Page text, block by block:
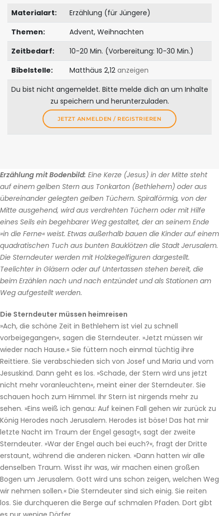
Materialart:
Erzählung (für Jüngere)
Themen:
Advent, Weihnachten
Zeitbedarf:
10-20 Min. (Vorbereitung: 10-30 Min.)
Bibelstelle:
Matthäus 2,12 anzeigen
Du bist nicht angemeldet. Bitte melde dich an um Inhalte
zu speichern und herunterzuladen.
JETZT ANMELDEN / REGISTRIEREN
Erzählung mit Bodenbild: Eine Kerze (Jesus) in der Mitte steht
auf einem gelben Stern aus Tonkarton (Bethlehem) oder aus
übereinander gelegten gelben Tüchern. Spiralförmig, von der
Mitte ausgehend, wird aus verdrehten Tüchern oder mit Hilfe
eines Seils ein begehbarer Weg gestaltet, der an seinem Ende
»in die Ferne« weist. Etwas außerhalb bauen die Kinder auf einem
quadratischen Tuch aus bunten Bauklötzen die Stadt Jerusalem.
Die Sterndeuter werden mit Holzkegelfiguren dargestellt.
Teelichter in Gläsern oder auf Untertassen stehen bereit, die
beim Erzählen nach und nach entzündet und als Stationen am
Weg aufgestellt werden.
Die Sterndeuter müssen heimreisen
»Ach, die schöne Zeit in Bethlehem ist viel zu schnell
vorbeigegangen«, sagen die Sterndeuter. »Jetzt müssen wir
wieder nach Hause.« Sie füttern noch einmal tüchtig ihre
Reittiere. Sie verabschieden sich von Josef und Maria und vom
Jesuskind. Dann geht es los. »Schade, der Stern wird uns jetzt
nicht mehr voranleuchten«, meint einer der Sterndeuter. Sie
schauen hoch zum Himmel. Ihr Stern ist nirgends mehr zu
sehen. »Eins weiß ich genau: Auf keinen Fall gehen wir zurück zu
König Herodes nach Jerusalem. Herodes ist böse! Das hat mir
letzte Nacht im Traum der Engel gesagt«, sagt der zweite
Sterndeuter. »War der Engel auch bei euch?«, fragt der Dritte
erstaunt, während die anderen nicken. »Dann hatten wir alle
denselben Traum. Wisst ihr was, wir machen einen großen
Bogen um Jerusalem. Gott wird uns schon zeigen, welchen Weg
wir nehmen sollen.« Die Sterndeuter sind sich einig. Sie reiten
los. Sie durchqueren die Berge auf schmalen Pfaden. Dort gibt